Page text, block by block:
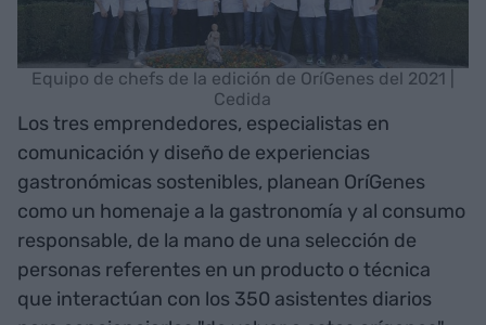
Equipo de chefs de la edición de OríGenes del 2021 |
Cedida
Los tres emprendedores, especialistas en
comunicación y diseño de experiencias
gastronómicas sostenibles, planean OríGenes
como un homenaje a la gastronomía y al consumo
responsable, de la mano de una selección de
personas referentes en un producto o técnica
que interactúan con los 350 asistentes diarios